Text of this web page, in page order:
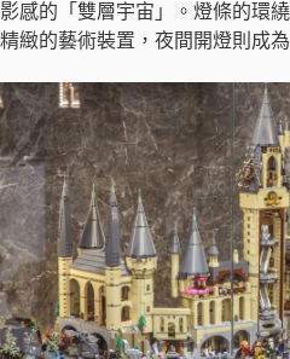
影感的「雙層宇宙」。燈條的環
精緻的藝術裝置，夜間開燈則成